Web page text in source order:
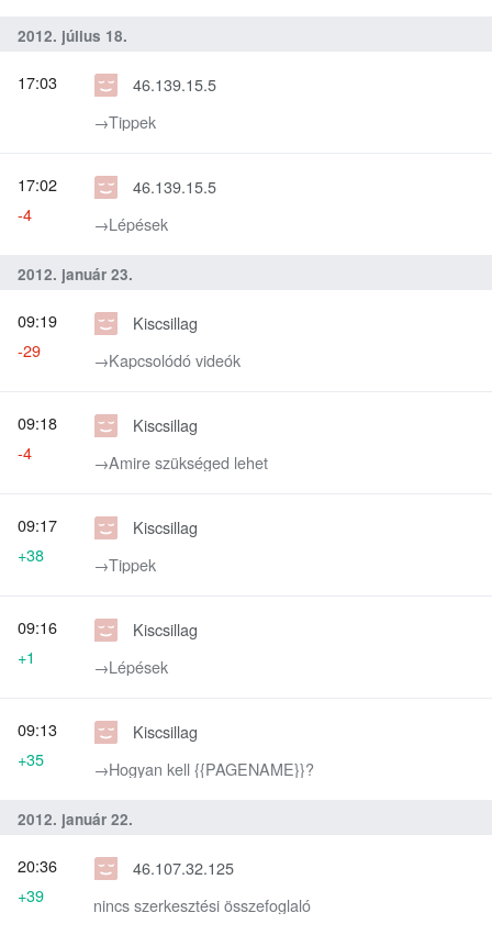
2012. július 18.
46.139.15.5
→‎Tippek
17:03
46.139.15.5
→‎Lépések
17:02
-4
2012. január 23.
Kiscsillag
→‎Kapcsolódó videók
09:19
-29
Kiscsillag
→‎Amire szükséged lehet
09:18
-4
Kiscsillag
→‎Tippek
09:17
+38
Kiscsillag
→‎Lépések
09:16
+1
Kiscsillag
→‎Hogyan kell {{PAGENAME}}?
09:13
+35
2012. január 22.
46.107.32.125
nincs szerkesztési összefoglaló
20:36
+39